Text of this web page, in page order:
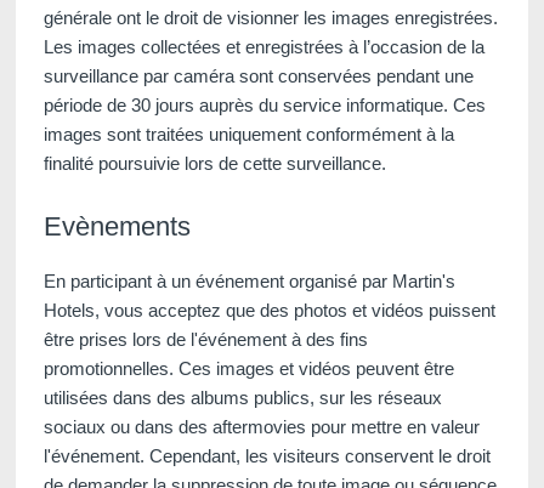
générale ont le droit de visionner les images enregistrées.
Les images collectées et enregistrées à l’occasion de la
surveillance par caméra sont conservées pendant une
période de 30 jours auprès du service informatique. Ces
images sont traitées uniquement conformément à la
finalité poursuivie lors de cette surveillance.
Evènements
En participant à un événement organisé par Martin's
Hotels, vous acceptez que des photos et vidéos puissent
être prises lors de l'événement à des fins
promotionnelles. Ces images et vidéos peuvent être
utilisées dans des albums publics, sur les réseaux
sociaux ou dans des aftermovies pour mettre en valeur
l'événement. Cependant, les visiteurs conservent le droit